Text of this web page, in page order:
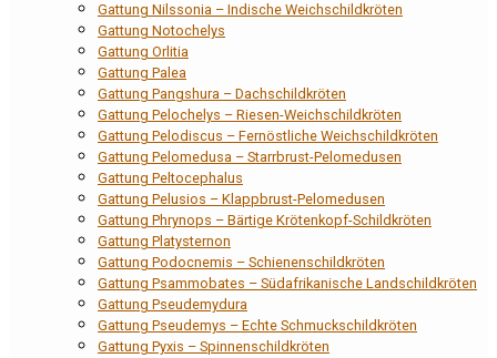
Gattung Nilssonia – Indische Weichschildkröten
Gattung Notochelys
Gattung Orlitia
Gattung Palea
Gattung Pangshura – Dachschildkröten
Gattung Pelochelys – Riesen-Weichschildkröten
Gattung Pelodiscus – Fernöstliche Weichschildkröten
Gattung Pelomedusa – Starrbrust-Pelomedusen
Gattung Peltocephalus
Gattung Pelusios – Klappbrust-Pelomedusen
Gattung Phrynops – Bärtige Krötenkopf-Schildkröten
Gattung Platysternon
Gattung Podocnemis – Schienenschildkröten
Gattung Psammobates – Südafrikanische Landschildkröten
Gattung Pseudemydura
Gattung Pseudemys – Echte Schmuckschildkröten
Gattung Pyxis – Spinnenschildkröten